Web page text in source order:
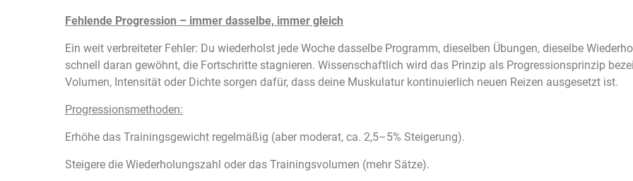
Fehlende Progression – immer dasselbe, immer gleich
Ein weit verbreiteter Fehler: Du wiederholst jede Woche dasselbe Programm, dieselben Übungen, dieselbe
schnell daran gewöhnt, die Fortschritte stagnieren. Wissenschaftlich wird das Prinzip als Progressionsprinzip
Volumen, Intensität oder Dichte sorgen dafür, dass deine Muskulatur kontinuierlich neuen Reizen ausgesetzt ist.
Progressionsmethoden:
Erhöhe das Trainingsgewicht regelmäßig (aber moderat, ca. 2,5–5% Steigerung).
Steigere die Wiederholungszahl oder das Trainingsvolumen (mehr Sätze).